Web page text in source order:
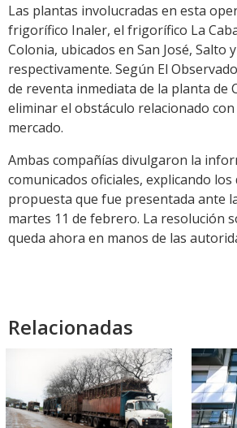
Las plantas involucradas en esta
frigorífico Inaler, el frigorífico La
Colonia, ubicados en San José, Salto
respectivamente. Según El
de reventa inmediata de la planta de
eliminar el obstáculo relacionado
mercado.
Ambas compañías divulgaron la
comunicados oficiales, explicando los
propuesta que fue presentada ante
martes 11 de febrero. La resolución
queda ahora en manos de las
Relacionadas